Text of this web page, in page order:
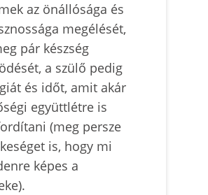
az önállósága és
megélését,
pár készség
a szülő pedig
és időt, amit akár
együttlétre is
(meg persze
is, hogy mi
képes a